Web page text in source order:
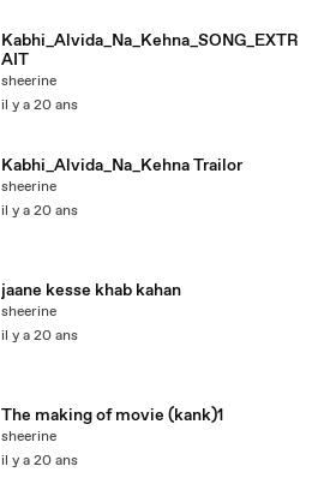
Kabhi_Alvida_Na_Kehna_SONG_EXTR
AIT
sheerine
il y a 20 ans
Kabhi_Alvida_Na_Kehna Trailor
sheerine
il y a 20 ans
jaane kesse khab kahan
sheerine
il y a 20 ans
The making of movie (kank)1
sheerine
il y a 20 ans